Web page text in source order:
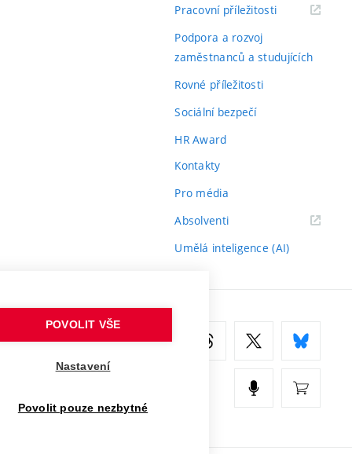
Pracovní příležitosti(externí
Podpora a rozvoj
zaměstnanců a studujících
Rovné příležitosti
Sociální bezpečí
HR Award
Kontakty
Pro média
Absolventi(externí
Umělá inteligence (AI)
POVOLIT VŠE
Nastavení
Povolit pouze nezbytné